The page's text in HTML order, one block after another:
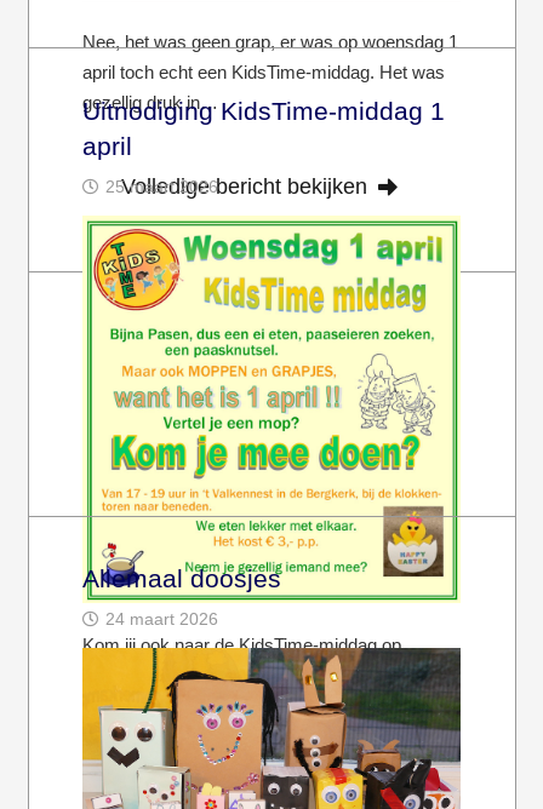
Nee, het was geen grap, er was op woensdag 1
april toch echt een KidsTime-middag. Het was
gezellig druk in…
Volledige bericht bekijken
Uitnodiging KidsTime-middag 1
april
25 maart 2026
Kom jij ook naar de KidsTime-middag op
woensdag 1 april? Het begint om 17 uur. In ’t
Valkennest (onderin de…
Volledige bericht bekijken
Allemaal doosjes
24 maart 2026